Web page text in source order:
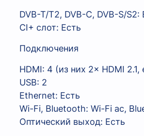
DVB-T/T2, DVB-C, DVB-S/S2:
CI+ слот: Есть
Подключения
HDMI: 4 (из них 2× HDMI 2.1,
USB: 2
Ethernet: Есть
Wi-Fi, Bluetooth: Wi-Fi ac,
Оптический выход: Есть